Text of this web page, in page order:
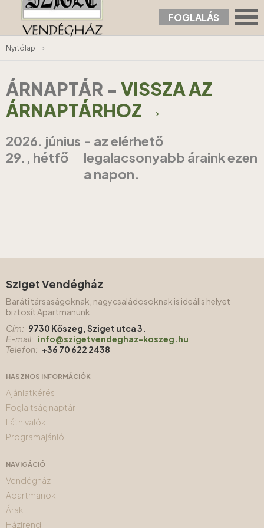
FOGLALÁS
Nyitólap ›
ÁRNAPTÁR - VISSZA AZ
ÁRNAPTÁRHOZ →
2026. június
29., hétfő
- az elérhető
legalacsonyabb áraink ezen
a napon.
Sziget Vendégház
Baráti társaságoknak, nagycsaládosoknak is ideális helyet
biztosít Apartmanunk
Cím: 9730 Kőszeg, Sziget utca 3.
E-mail: info@szigetvendeghaz-koszeg.hu
Telefon: +36 70 622 2438
HASZNOS INFORMÁCIÓK
Ajánlatkérés
Foglaltság naptár
Látnivalók
Programajánló
NAVIGÁCIÓ
Vendégház
Apartmanok
Árak
Házirend